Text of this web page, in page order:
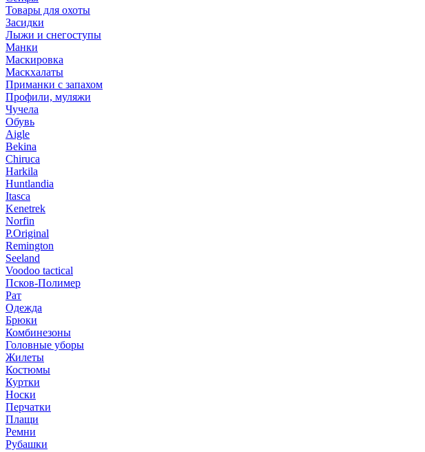
Товары для охоты
Засидки
Лыжи и снегоступы
Манки
Маскировка
Маскхалаты
Приманки с запахом
Профили, муляжи
Чучела
Обувь
Aigle
Bekina
Chiruсa
Harkila
Huntlandia
Itasca
Kenetrek
Norfin
P.Original
Remington
Seeland
Voodoo tactical
Псков-Полимер
Рат
Одежда
Брюки
Комбинезоны
Головные уборы
Жилеты
Костюмы
Куртки
Носки
Перчатки
Плащи
Ремни
Рубашки